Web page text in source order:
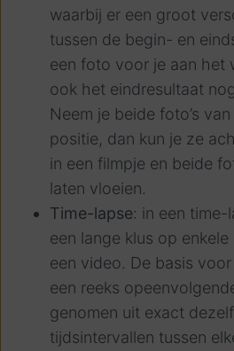
waarbij er een groot
tussen de begin- en
een foto voor je aan het
ook het eindresultaat
Neem je beide foto’s
positie, dan kun je ze
in een filmpje en beide
laten vloeien.
Time-lapse: in een time-
een lange klus op
een video. De basis
een reeks
genomen uit exact
tijdsintervallen tussen